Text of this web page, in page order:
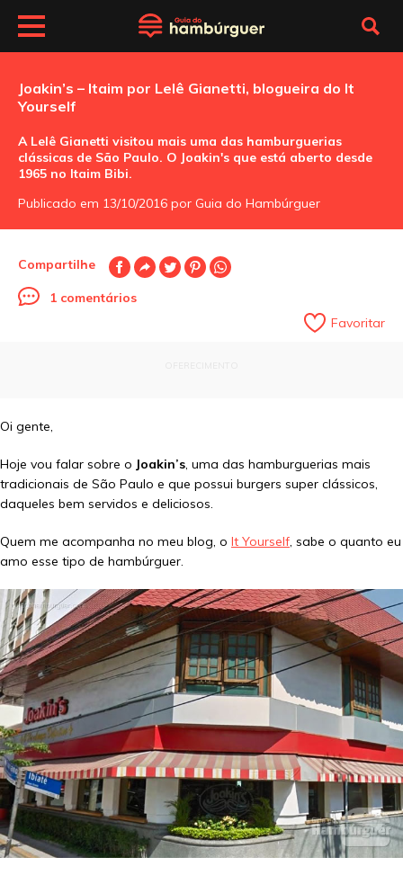
Joakin’s – Itaim por Lelê Gianetti, blogueira do It
Yourself
A Lelê Gianetti visitou mais uma das hamburguerias
clássicas de São Paulo. O Joakin's que está aberto desde
1965 no Itaim Bibi.
Publicado em 13/10/2016 por Guia do Hambúrguer
Compartilhe
1 comentários
Favoritar
Oi gente,
Hoje vou falar sobre o Joakin’s, uma das hamburguerias mais
tradicionais de São Paulo e que possui burgers super clássicos,
daqueles bem servidos e deliciosos.
Quem me acompanha no meu blog, o It Yourself, sabe o quanto eu
amo esse tipo de hambúrguer.